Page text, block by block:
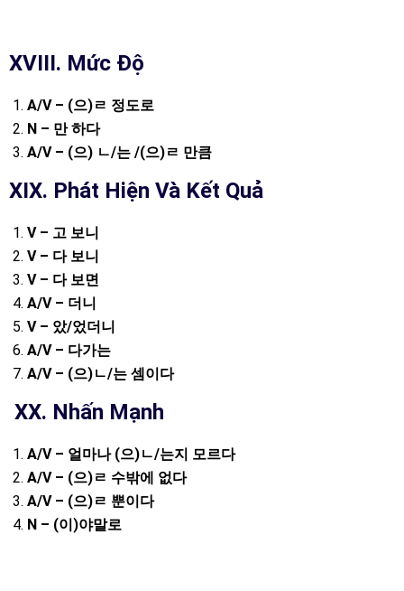
XVIII. Mức Độ
A/V – (으)ㄹ 정도로
N – 만 하다
A/V – (으) ㄴ/는 /(으)ㄹ 만큼
XIX. Phát Hiện Và Kết Quả
V – 고 보니
V – 다 보니
V – 다 보면
A/V – 더니
V – 았/었더니
A/V – 다가는
A/V – (으)ㄴ/는 셈이다
XX. Nhấn Mạnh
A/V – 얼마나(으)ㄴ/는지 모르다
A/V – (으)ㄹ 수밖에 없다
A/V – (으)ㄹ 뿐이다
N – (이)야말로